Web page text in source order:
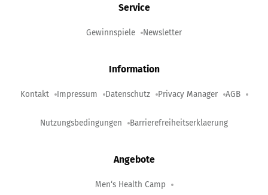
Service
Gewinnspiele Newsletter
Information
Kontakt Impressum Datenschutz Privacy Manager AGB
Nutzungsbedingungen Barrierefreiheitserklaerung
Angebote
Men‘s Health Camp